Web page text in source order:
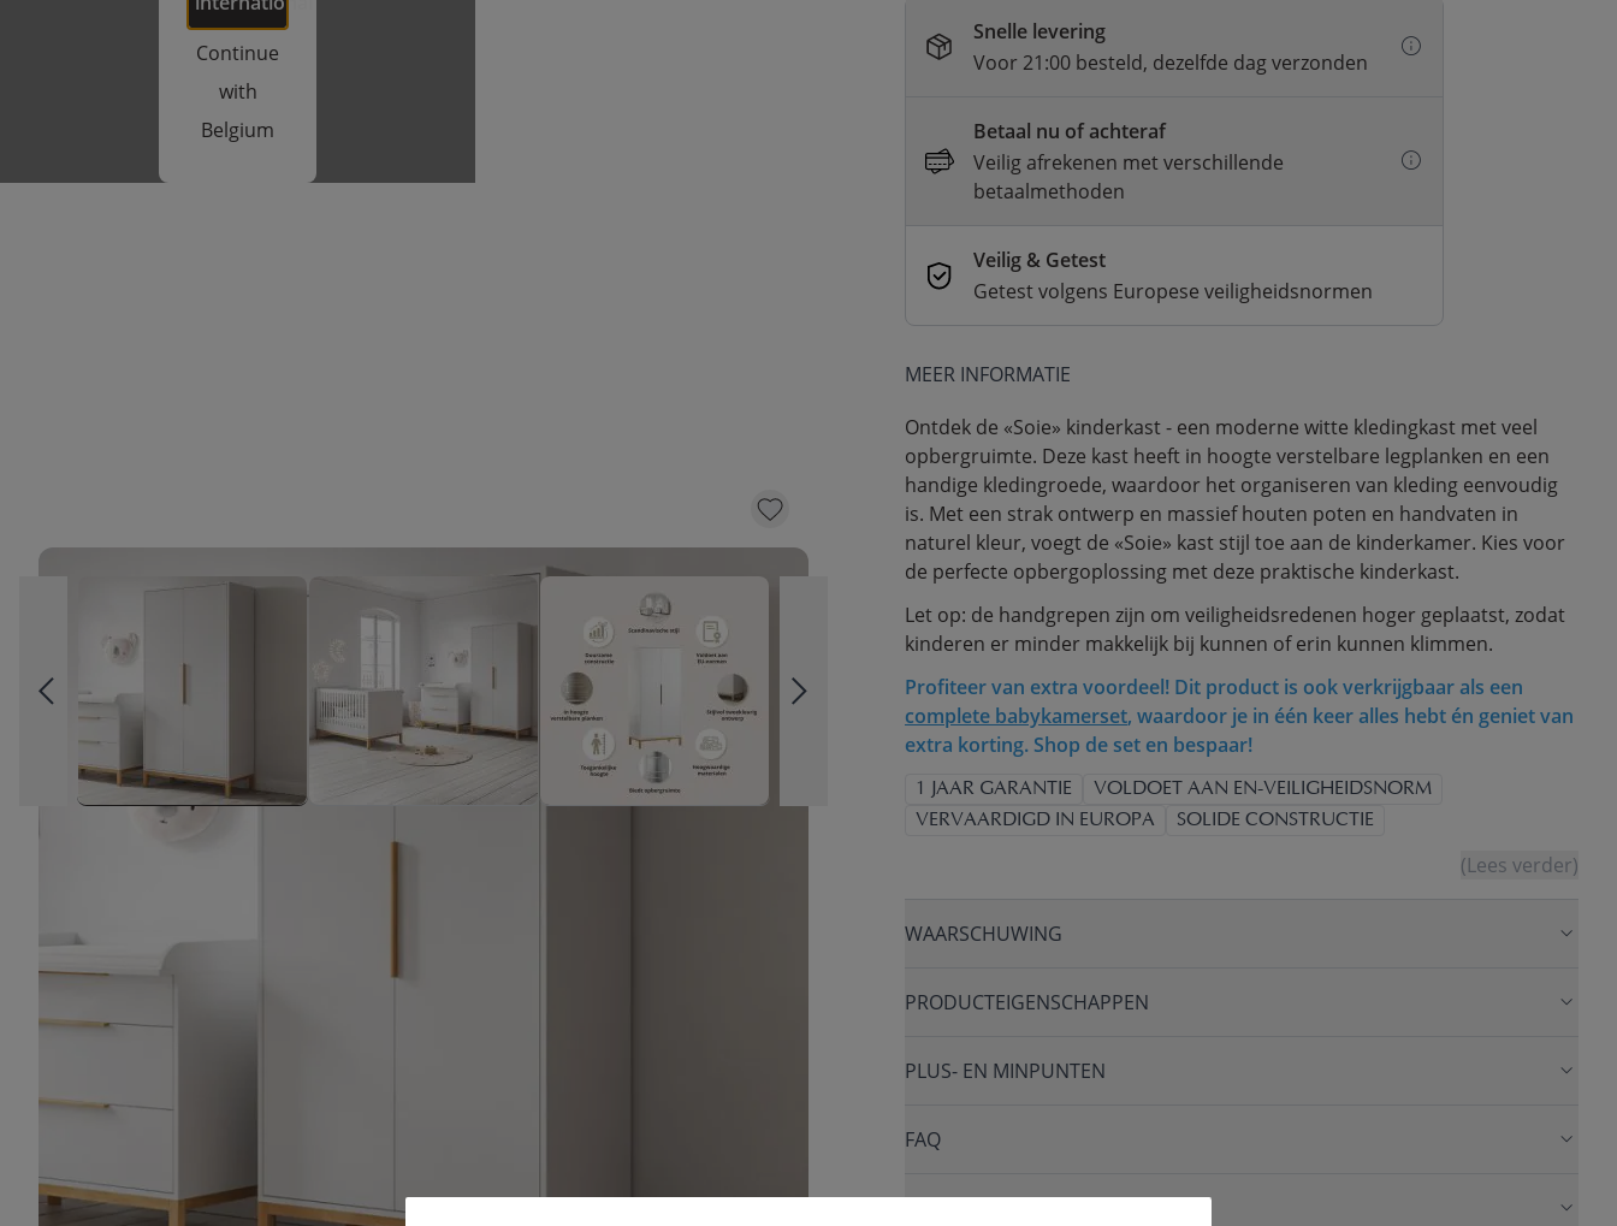
Continue
with
Belgium
Snelle levering
Voor 21:00 besteld, dezelfde dag verzonden
Betaal nu of achteraf
Veilig afrekenen met verschillende
betaalmethoden
Veilig & Getest
Getest volgens Europese veiligheidsnormen
MEER INFORMATIE
Ontdek de «Soie» kinderkast - een moderne witte kledingkast met veel
opbergruimte. Deze kast heeft in hoogte verstelbare legplanken en een
handige kledingroede, waardoor het organiseren van kleding eenvoudig
is. Met een strak ontwerp en massief houten poten en handvaten in
naturel kleur, voegt de «Soie» kast stijl toe aan de kinderkamer. Kies voor
de perfecte opbergoplossing met deze praktische kinderkast.
Let op: de handgrepen zijn om veiligheidsredenen hoger geplaatst, zodat
kinderen er minder makkelijk bij kunnen of erin kunnen klimmen.
Profiteer van extra voordeel! Dit product is ook verkrijgbaar als een
complete babykamerset, waardoor je in één keer alles hebt én geniet van
extra korting. Shop de set en bespaar!
1 JAAR GARANTIE
VOLDOET AAN EN-VEILIGHEIDSNORM
VERVAARDIGD IN EUROPA
SOLIDE CONSTRUCTIE
(Lees verder)
WAARSCHUWING
PRODUCTEIGENSCHAPPEN
PLUS- EN MINPUNTEN
FAQ